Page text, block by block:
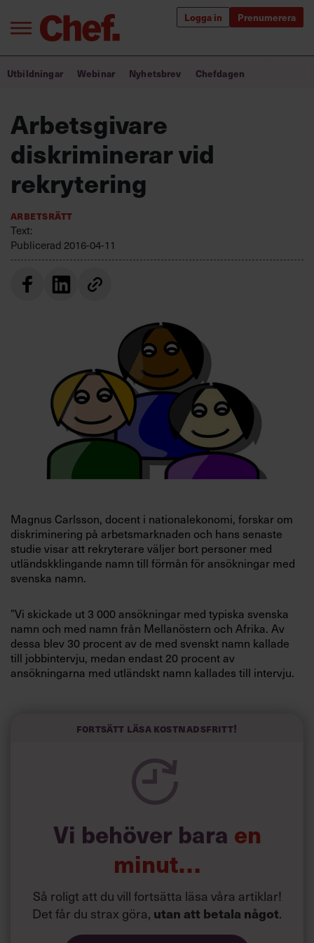
Logga in Prenumerera
Logga in
Prenumerera
Annonsera
Om oss
Kontakta oss
Villkor och policy för
personuppgiftsbehandling
efter:
Bra ledare förändrar världen
Utbildning för ledare
Chefakademin+
Populära utbildningar
Utbildningar Webinar Nyhetsbrev Chefdagen
Arbetsgivare
diskriminerar vid
rekrytering
Arbetsrätt
Text:
Publicerad 2016-04-11
Magnus Carlsson, docent i nationalekonomi, forskar om
diskriminering på arbetsmarknaden och hans senaste
studie visar att rekryterare väljer bort personer med
utländskklingande namn till förmån för ansökningar med
svenska namn.
”Vi skickade ut 3 000 ansökningar med typiska svenska
namn och med namn från Mellanöstern och Afrika. Av
dessa blev 30 procent av de med svenskt namn kallade
till jobbintervju, medan endast 20 procent av
ansökningarna med utländskt namn kallades till intervju.
Fortsätt läsa kostnadsfritt!
Vi behöver bara en
minut…
Så roligt att du vill fortsätta läsa våra artiklar!
Det får du strax göra, utan att betala något.